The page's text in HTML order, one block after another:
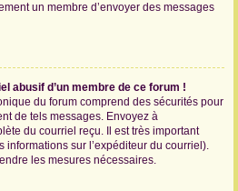
un membre d’envoyer des messages
abusif d’un membre de ce forum !
du forum comprend des sécurités pour
de tels messages. Envoyez à
du courriel reçu. Il est très important
informations sur l’expéditeur du courriel).
les mesures nécessaires.